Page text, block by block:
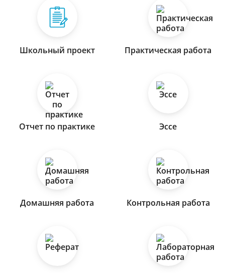
Школьный проект Практическая работа
Отчет по практике Эссе
Домашняя работа Контрольная работа